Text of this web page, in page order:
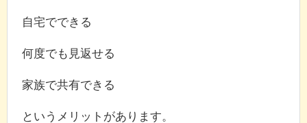
自宅でできる
何度でも見返せる
家族で共有できる
というメリットがあります。